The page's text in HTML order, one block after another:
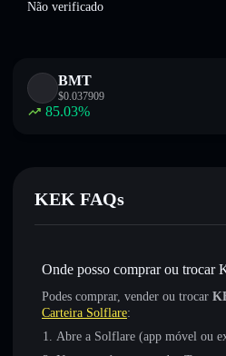
Não verificado
BMT
$0.037909
85.03%
KEK FAQs
Onde posso comprar ou trocar
Podes comprar, vender ou trocar
Carteira Solflare:
Abre a Solflare (app móvel ou